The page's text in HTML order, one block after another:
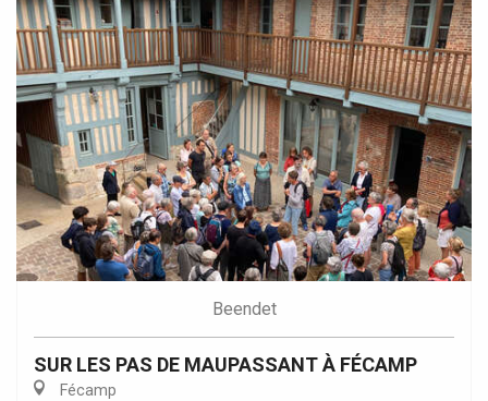
Beendet
SUR LES PAS DE MAUPASSANT À FÉCAMP
Fécamp